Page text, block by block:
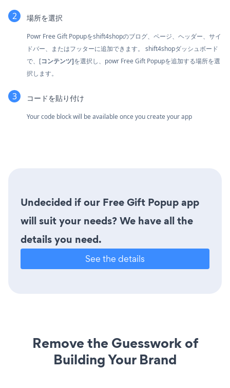
場所を選択
Powr Free Gift Popupをshift4shopのブログ、ページ、ヘッダー、サイ
ドバー、またはフッターに追加できます。 shift4shopダッシュボード
で、[コンテンツ]を選択し、powr Free Gift Popupを追加する場所を選
択します。
コードを貼り付け
Your code block will be available once you create your app
Undecided if our Free Gift Popup app
will suit your needs? We have all the
details you need.
See the details
Remove the Guesswork of
Building Your Brand